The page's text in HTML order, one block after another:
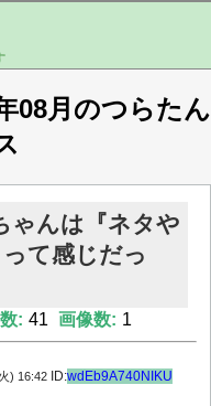
08月のつらたん
ゃんは『ネタや
て感じだっ
: 41 画像数: 1
) 16:42 ID:wdEb9A740NIKU